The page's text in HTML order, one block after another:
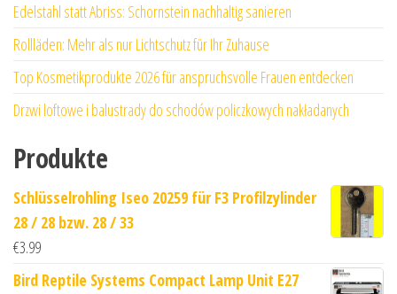
Edelstahl statt Abriss: Schornstein nachhaltig sanieren
Rollläden: Mehr als nur Lichtschutz für Ihr Zuhause
Top Kosmetikprodukte 2026 für anspruchsvolle Frauen entdecken
Drzwi loftowe i balustrady do schodów policzkowych nakładanych
Produkte
Schlüsselrohling Iseo 20259 für F3 Profilzylinder
28 / 28 bzw. 28 / 33
€3.99
Bird Reptile Systems Compact Lamp Unit E27